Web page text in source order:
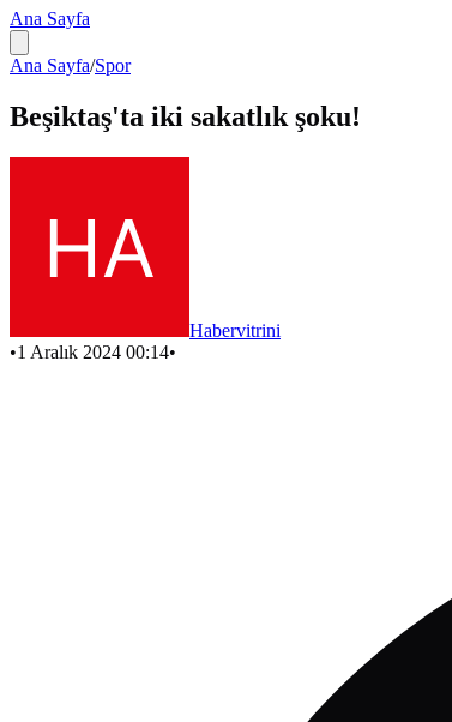
Ana Sayfa
Ana Sayfa/Spor
Beşiktaş'ta iki sakatlık şoku!
Habervitrini
•1 Aralık 2024 00:14•